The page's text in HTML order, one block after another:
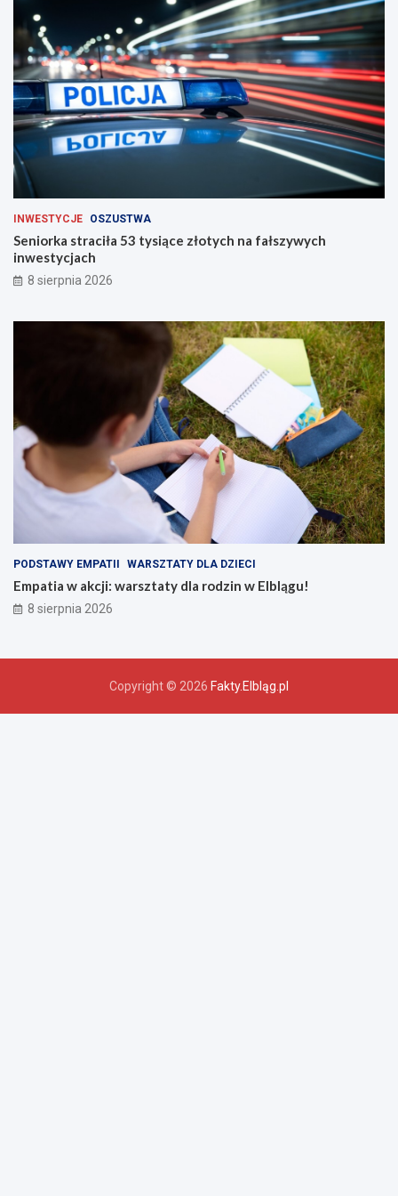
c
INWESTYCJE OSZUSTWA
Seniorka straciła 53 tysiące złotych na fałszywych
inwestycjach
8 sierpnia 2026
PODSTAWY EMPATII WARSZTATY DLA DZIECI
Empatia w akcji: warsztaty dla rodzin w Elblągu!
8 sierpnia 2026
Copyright © 2026 Fakty.Elbląg.pl